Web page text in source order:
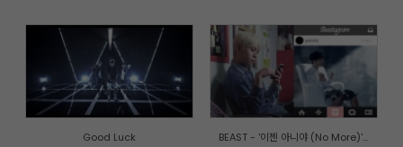
Good Luck BEAST - '이젠 아니야 (No More)'...